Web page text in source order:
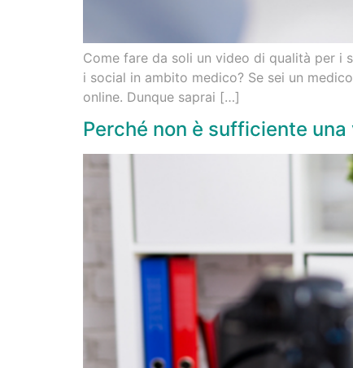
Come fare da soli un video di qualità per i
i social in ambito medico? Se sei un
online. Dunque saprai […]
Perché non è sufficiente